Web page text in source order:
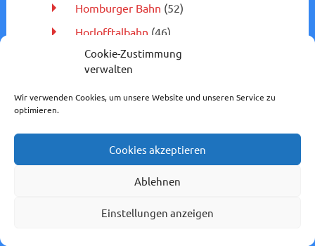
Cookie-Zustimmung
verwalten
Wir verwenden Cookies, um unsere Website und unseren Service zu
optimieren.
Cookies akzeptieren
Ablehnen
Einstellungen anzeigen
Homburger Bahn (52)
Horlofftalbahn (46)
Hunsrückbahn(9)
Kahlgrundbahn (4)
Kasbachtalbahn(9)
Kassel – Naumburg